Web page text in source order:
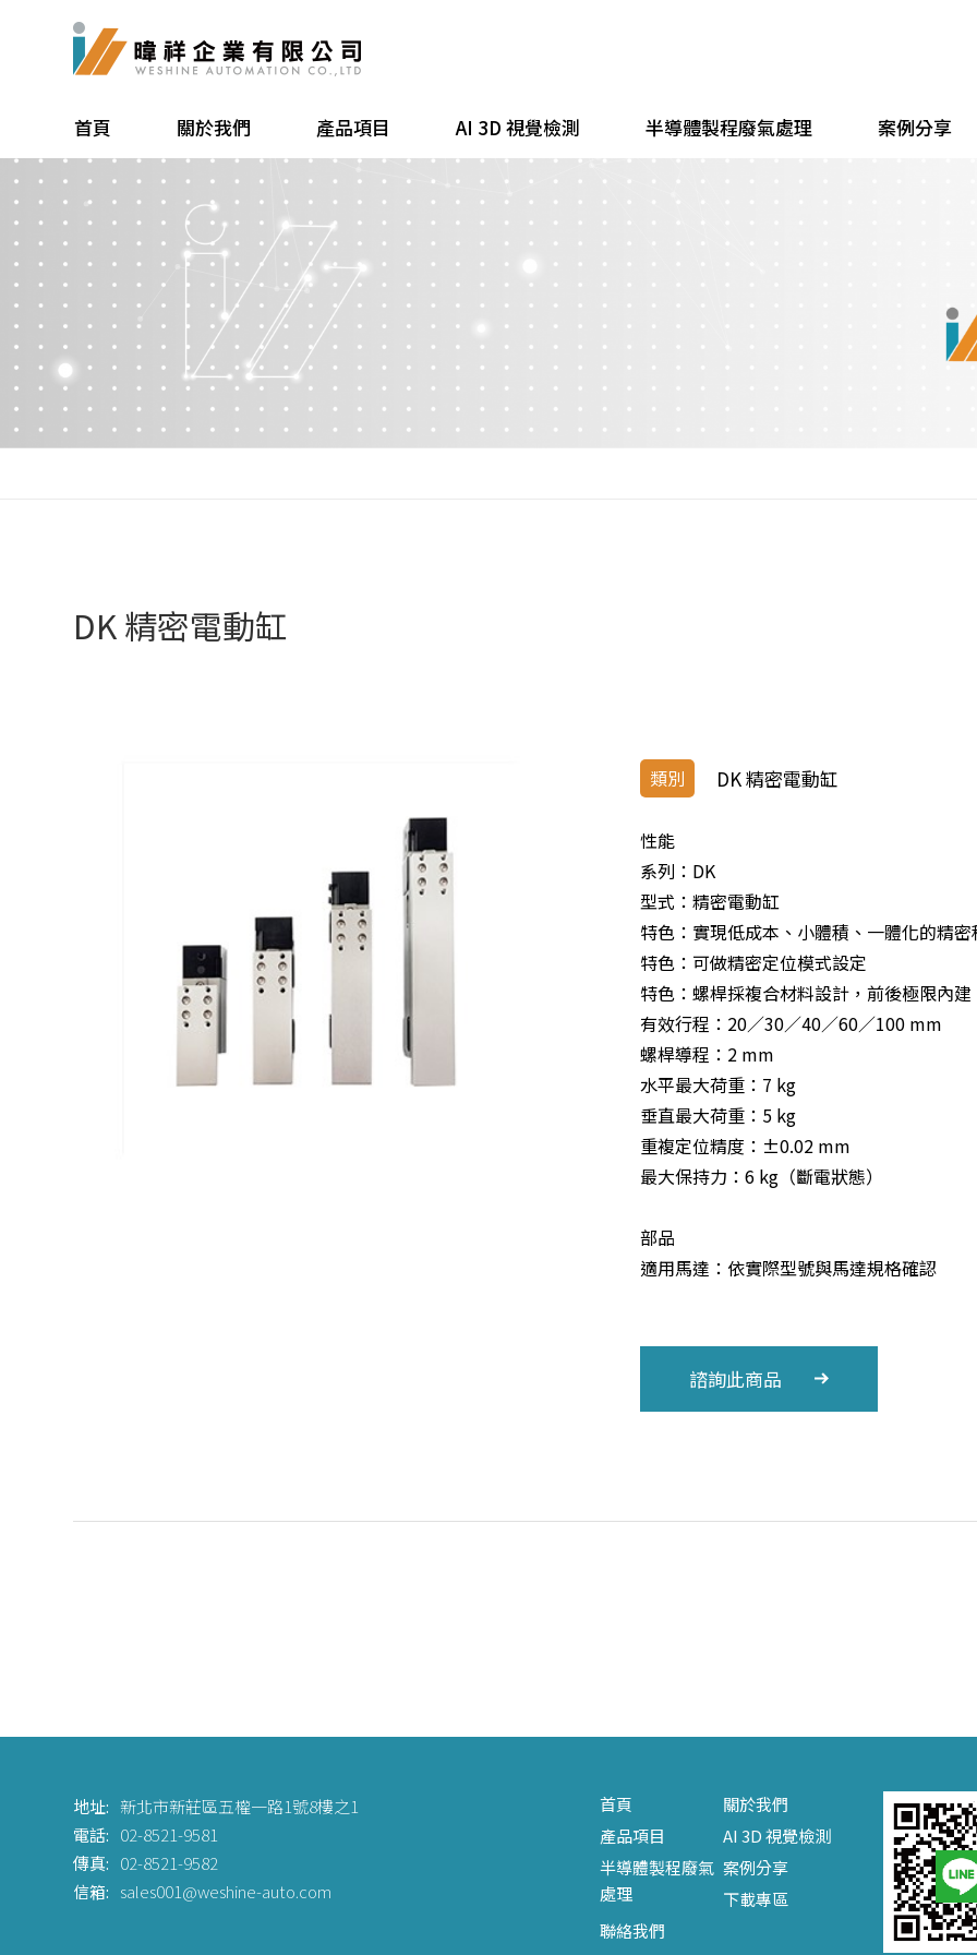
首頁 關於我們 產品項目 AI 3D 視覺檢測 半導體製程廢氣處理 案例分享
DK 精密電動缸
類別 DK 精密電動缸
性能
系列：DK
型式：精密電動缸
特色：實現低成本、小體積、一體化的精密
特色：可做精密定位模式設定
特色：螺桿採複合材料設計，前後極限內建
有效行程：20／30／40／60／100 mm
螺桿導程：2 mm
水平最大荷重：7 kg
垂直最大荷重：5 kg
重複定位精度：±0.02 mm
最大保持力：6 kg（斷電狀態）
部品
適用馬達：依實際型號與馬達規格確認
諮詢此商品
地址: 新北市新莊區五權一路1號8樓之1
電話: 02-8521-9581
傳真: 02-8521-9582
信箱: sales001@weshine-auto.com
首頁
關於我們
產品項目
AI 3D 視覺檢測
半導體製程廢氣
處理
案例分享
下載專區
聯絡我們